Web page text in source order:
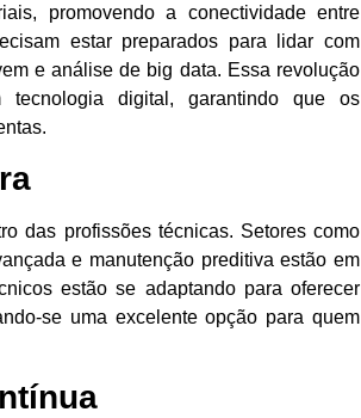
promovendo a conectividade entre
estar preparados para lidar com
e análise de big data. Essa revolução
digital, garantindo que os
das profissões técnicas. Setores como
e manutenção preditiva estão em
estão se adaptando para oferecer
se uma excelente opção para quem